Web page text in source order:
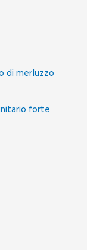
di merluzzo
forte